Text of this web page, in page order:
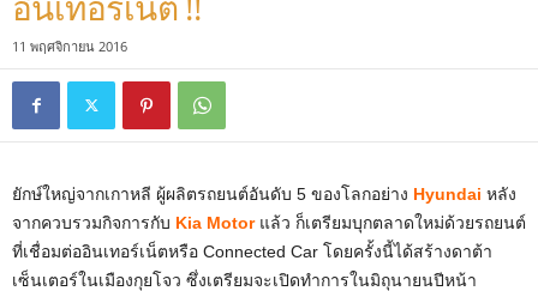
11 พฤศจิกายน 2016
ยักษ์ใหญ่จากเกาหลี ผู้ผลิตรถยนต์อันดับ 5 ของโลกอย่าง Hyundai หลัง
จากควบรวมกิจการกับ Kia Motorแล้ว ก็เตรียมบุกตลาดใหม่ด้วยรถยนต์
ที่เชื่อมต่ออินเทอร์เน็ตหรือ Connected Car โดยครั้งนี้ได้สร้างดาต้า
เซ็นเตอร์ในเมืองกุยโจว ซึ่งเตรียมจะเปิดทำการในมิถุนายนปีหน้า